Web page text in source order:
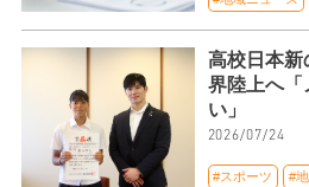
高校日本新
界陸上へ「
い」
2026/07/24
#スポーツ #